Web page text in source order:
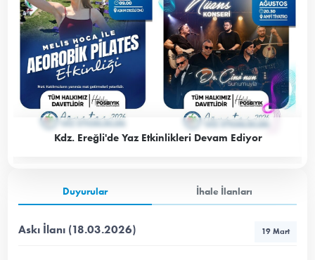
Kdz. Ereğli'de Yaz Etkinlikleri Devam Ediyor
Duyurular İhale İlanları
Askı İlanı (18.03.2026) 19 Mart